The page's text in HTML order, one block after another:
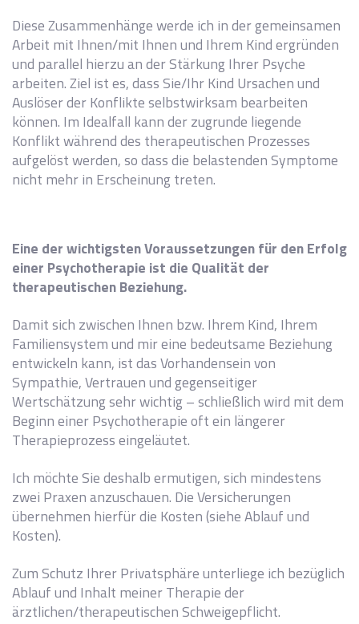
Diese Zusammenhänge werde ich in der gemeinsamen
Arbeit mit Ihnen/mit Ihnen und Ihrem Kind ergründen
und parallel hierzu an der Stärkung Ihrer Psyche
arbeiten. Ziel ist es, dass Sie/Ihr Kind Ursachen und
Auslöser der Konflikte selbstwirksam bearbeiten
können. Im Idealfall kann der zugrunde liegende
Konflikt während des therapeutischen Prozesses
aufgelöst werden, so dass die belastenden Symptome
nicht mehr in Erscheinung treten.
Eine der wichtigsten Voraussetzungen für den Erfolg
einer Psychotherapie ist die Qualität der
therapeutischen Beziehung.
Damit sich zwischen Ihnen bzw. Ihrem Kind, Ihrem
Familiensystem und mir eine bedeutsame Beziehung
entwickeln kann, ist das Vorhandensein von
Sympathie, Vertrauen und gegenseitiger
Wertschätzung sehr wichtig – schließlich wird mit dem
Beginn einer Psychotherapie oft ein längerer
Therapieprozess eingeläutet.
Ich möchte Sie deshalb ermutigen, sich mindestens
zwei Praxen anzuschauen. Die Versicherungen
übernehmen hierfür die Kosten (siehe Ablauf und
Kosten).
Zum Schutz Ihrer Privatsphäre unterliege ich bezüglich
Ablauf und Inhalt meiner Therapie der
ärztlichen/therapeutischen Schweigepflicht.